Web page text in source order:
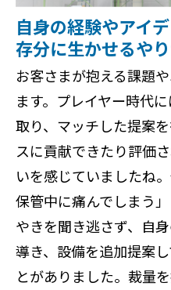
自身の経験やアイ
存分に生かせるや
お客さまが抱える課題
ます。プレイヤー時代
取り、マッチした提案
スに貢献できたり評価
いを感じていましたね
保管中に痛んでしまう
やきを聞き逃さず、自
導き、設備を追加提案
とがありました。裁量